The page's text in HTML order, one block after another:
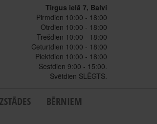
Tirgus ielā 7, Balvi
Pirmdien 10:00 - 18:00
Otrdien 10:00 - 18:00
Trešdien 10:00 - 18:00
Ceturtdien 10:00 - 18:00
Piektdien 10:00 - 18:00
Sestdien 9:00 - 15:00.
Svētdien SLĒGTS.
BĒRNIEM